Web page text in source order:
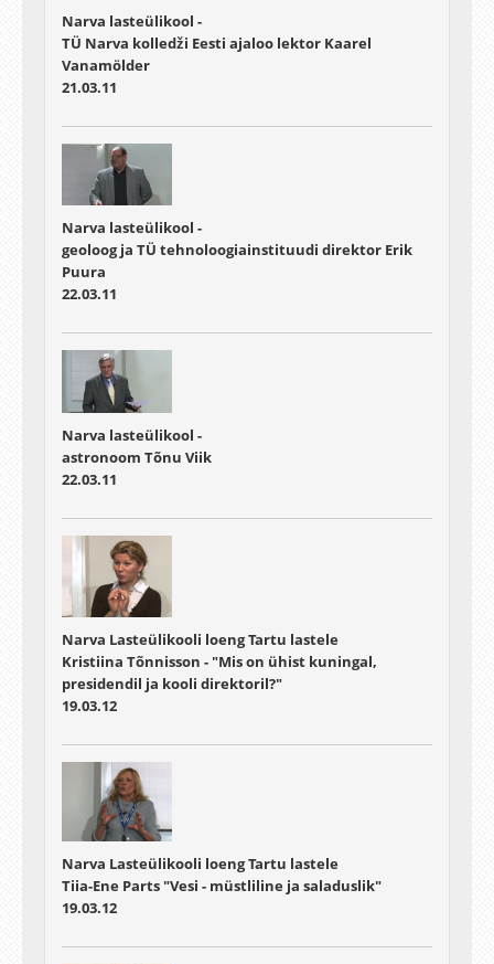
Narva lasteülikool -
TÜ Narva kolledži Eesti ajaloo lektor Kaarel
Vanamölder
21.03.11
Narva lasteülikool -
geoloog ja TÜ tehnoloogiainstituudi direktor Erik
Puura
22.03.11
Narva lasteülikool -
astronoom Tõnu Viik
22.03.11
Narva Lasteülikooli loeng Tartu lastele
Kristiina Tõnnisson - "Mis on ühist kuningal,
presidendil ja kooli direktoril?"
19.03.12
Narva Lasteülikooli loeng Tartu lastele
Tiia-Ene Parts "Vesi - müstliline ja saladuslik"
19.03.12